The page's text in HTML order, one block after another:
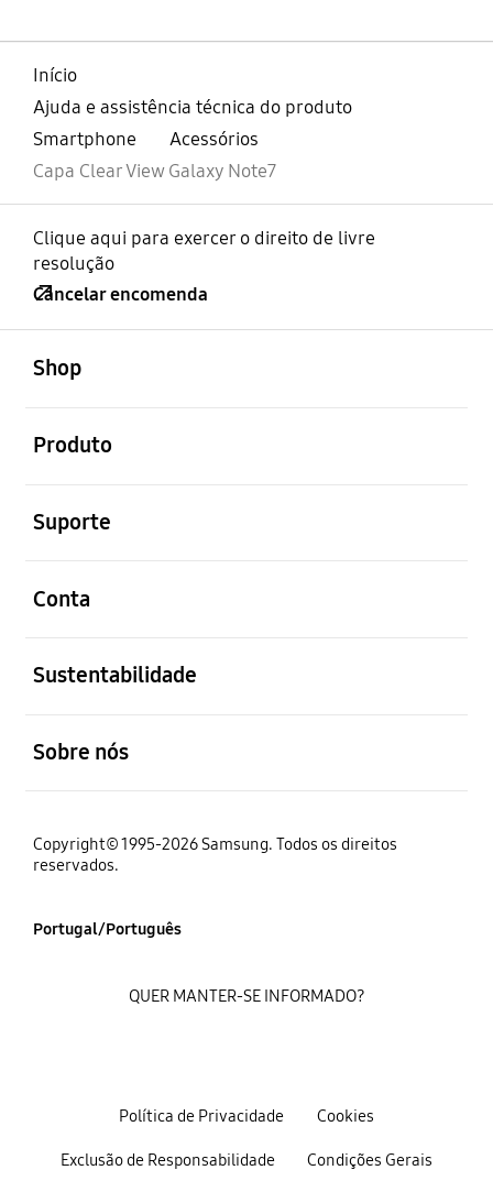
Início
Ajuda e assistência técnica do produto
Smartphone
Acessórios
Capa Clear View Galaxy Note7
Clique aqui para exercer o direito de livre
resolução
Cancelar encomenda
Shop
Produto
Suporte
Conta
Sustentabilidade
Sobre nós
Copyright© 1995-2026 Samsung. Todos os direitos
reservados.
Portugal/Português
Política de Privacidade Cookies
Exclusão de Responsabilidade Condições Gerais
QUER MANTER-SE INFORMADO?